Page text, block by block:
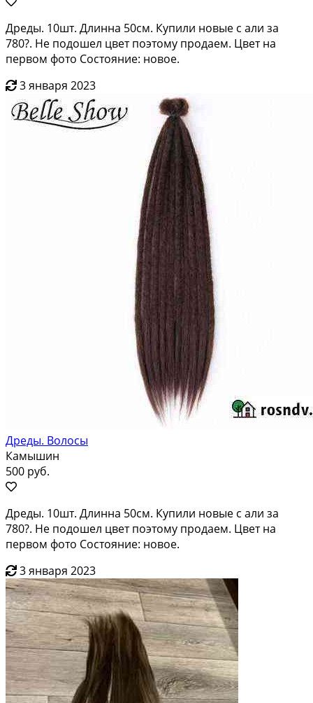
Дреды. 10шт. Длинна 50см. Купили новые с али за
780?. Не подошел цвет поэтому продаем. Цвет на
первом фото Состояние: новое.
3 января 2023
Дреды. Волосы
Камышин
500 руб.
Дреды. 10шт. Длинна 50см. Купили новые с али за
780?. Не подошел цвет поэтому продаем. Цвет на
первом фото Состояние: новое.
3 января 2023